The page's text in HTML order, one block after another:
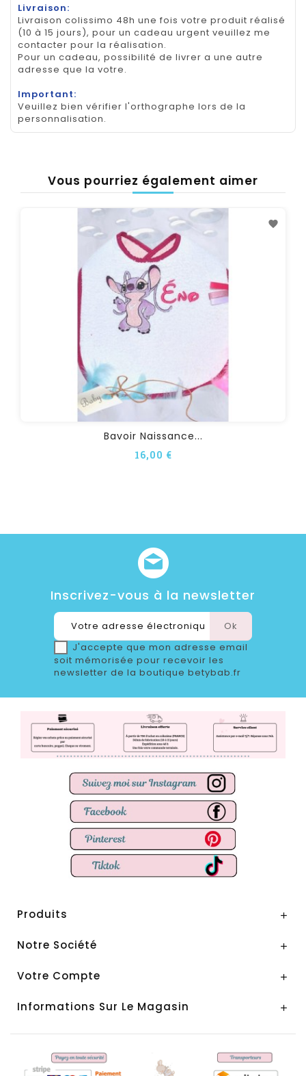
Livraison:
Livraison colissimo 48h une fois votre produit réalisé
(10 à 15 jours), pour un cadeau urgent veuillez me
contacter pour la réalisation.
Pour un cadeau, possibilité de livrer a une autre
adresse que la votre.
Important:
Veuillez bien vérifier l'orthographe lors de la
personnalisation.
Vous pourriez également aimer
Bavoir Naissance...
16,00 €
Inscrivez-vous à la newsletter
J'accepte que mon adresse email
soit mémorisée pour recevoir les
newsletter de la boutique betybab.fr
Produits 
Notre Société 
Votre Compte 
Informations Sur Le Magasin 